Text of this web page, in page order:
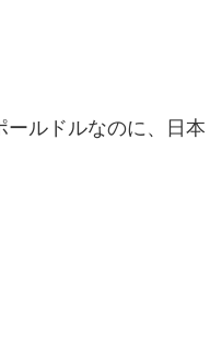
ルドルなのに、日本